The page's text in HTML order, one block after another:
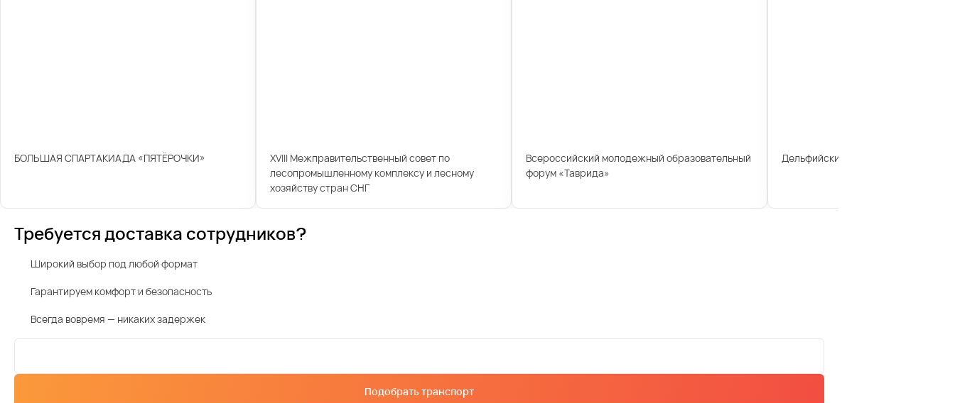
БОЛЬШАЯ СПАРТАКИАДА «ПЯТЁРОЧКИ»
XVIII Межправительственный совет по
лесопромышленному комплексу и лесному
хозяйству стран СНГ
Всероссийский молодежный образовательный
форум «Таврида»
Дельфийские игры
Требуется доставка сотрудников?
Широкий выбор под любой формат
Гарантируем комфорт и безопасность
Всегда вовремя — никаких задержек
Подобрать транспорт